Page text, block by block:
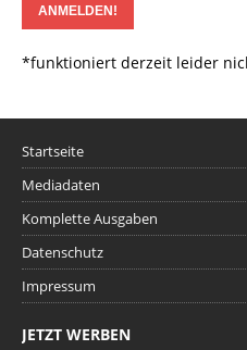
*funktioniert derzeit leider
Startseite
Mediadaten
Komplette Ausgaben
Datenschutz
Impressum
JETZT WERBEN